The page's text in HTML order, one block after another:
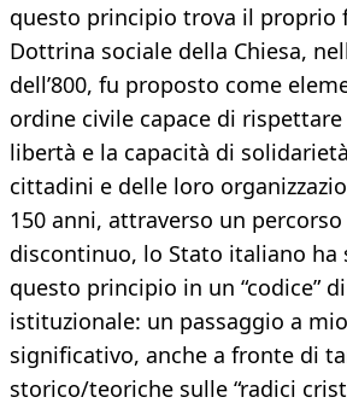
questo principio trova il proprio
Dottrina sociale della Chiesa,
dell’800, fu proposto come
ordine civile capace di rispettare
libertà e la capacità di
cittadini e delle loro
150 anni, attraverso un
discontinuo, lo Stato italiano ha
questo principio in un “codice”
istituzionale: un passaggio a
significativo, anche a fronte di
storico/teoriche sulle “radici